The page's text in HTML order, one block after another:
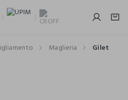
Maglieria Gilet